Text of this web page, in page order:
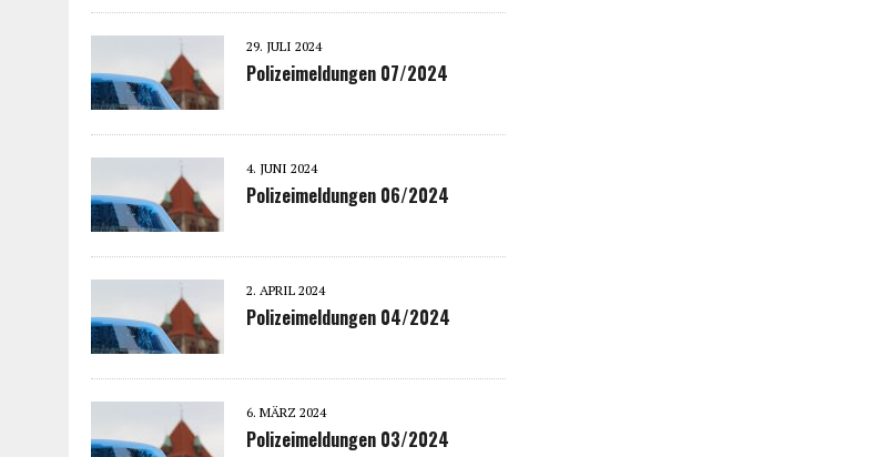
29. JULI 2024
Polizeimeldungen 07/2024
4. JUNI 2024
Polizeimeldungen 06/2024
2. APRIL 2024
Polizeimeldungen 04/2024
6. MÄRZ 2024
Polizeimeldungen 03/2024